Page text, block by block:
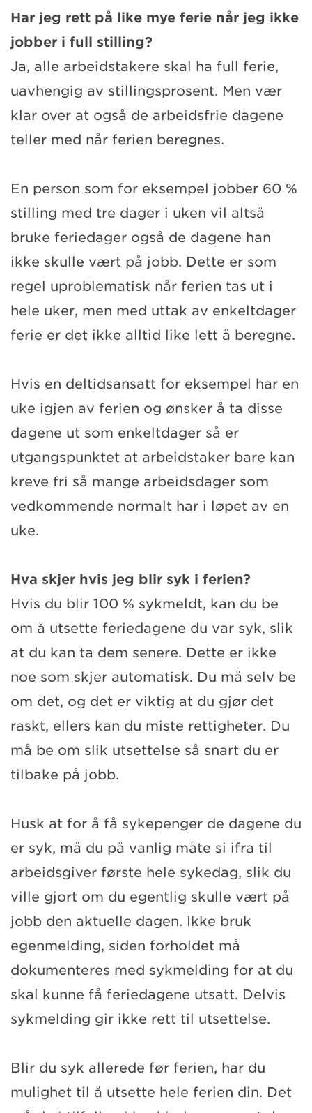
Har jeg rett på like mye ferie når jeg ikke
jobber i full stilling?
Ja, alle arbeidstakere skal ha full ferie,
uavhengig av stillingsprosent. Men vær
klar over at også de arbeidsfrie dagene
teller med når ferien beregnes.
En person som for eksempel jobber 60 %
stilling med tre dager i uken vil altså
bruke feriedager også de dagene han
ikke skulle vært på jobb. Dette er som
regel uproblematisk når ferien tas ut i
hele uker, men med uttak av enkeltdager
ferie er det ikke alltid like lett å beregne.
Hvis en deltidsansatt for eksempel har en
uke igjen av ferien og ønsker å ta disse
dagene ut som enkeltdager så er
utgangspunktet at arbeidstaker bare kan
kreve fri så mange arbeidsdager som
vedkommende normalt har i løpet av en
uke.
Hva skjer hvis jeg blir syk i ferien?
Hvis du blir 100 % sykmeldt, kan du be
om å utsette feriedagene du var syk, slik
at du kan ta dem senere. Dette er ikke
noe som skjer automatisk. Du må selv be
om det, og det er viktig at du gjør det
raskt, ellers kan du miste rettigheter. Du
må be om slik utsettelse så snart du er
tilbake på jobb.
Husk at for å få sykepenger de dagene du
er syk, må du på vanlig måte si ifra til
arbeidsgiver første hele sykedag, slik du
ville gjort om du egentlig skulle vært på
jobb den aktuelle dagen. Ikke bruk
egenmelding, siden forholdet må
dokumenteres med sykmelding for at du
skal kunne få feriedagene utsatt. Delvis
sykmelding gir ikke rett til utsettelse.
Blir du syk allerede før ferien, har du
mulighet til å utsette hele ferien din. Det